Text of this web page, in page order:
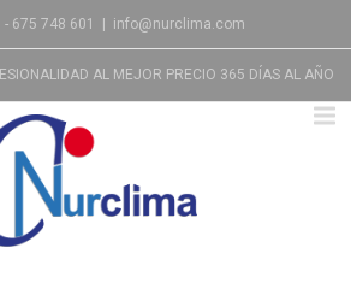
675 748 601 info@nurclima.com
AL MEJOR PRECIO 365 DÍAS AL AÑO